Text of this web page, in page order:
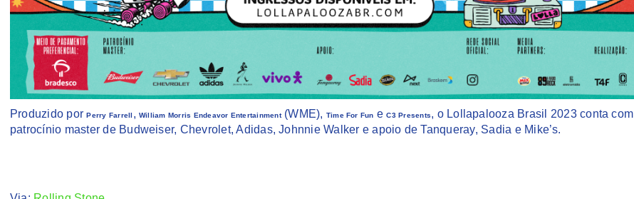
Produzido porPerry Farrell , William Morris Endeavor Entertainment(WME), Time For Fun eC3 Presents, o Lollapalooza Brasil 2023 conta com
patrocínio master de Budweiser, Chevrolet, Adidas, Johnnie Walker e apoio de Tanqueray, Sadia e Mike’s.